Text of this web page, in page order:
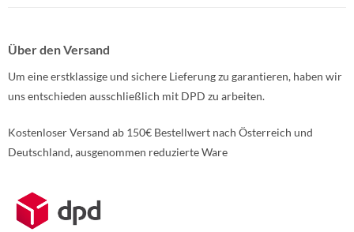
Über den Versand
Um eine erstklassige und sichere Lieferung zu garantieren, haben wir
uns entschieden ausschließlich mit DPD zu arbeiten.
Kostenloser Versand ab 150€ Bestellwert nach Österreich und
Deutschland, ausgenommen reduzierte Ware